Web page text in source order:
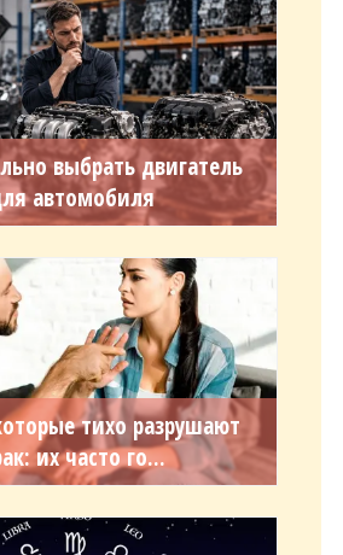
выбрать двигатель
автомобиля
тихо разрушают
их часто го...